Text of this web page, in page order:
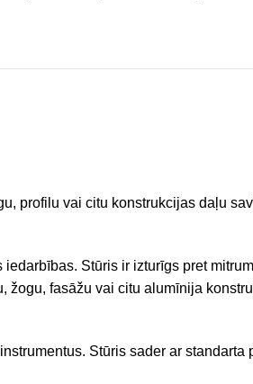
profilu vai citu konstrukcijas daļu
Stūris ir izturīgs pret
fasāžu vai citu alumīnija
Stūris sader ar standarta